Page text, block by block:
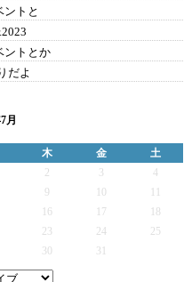
トと
ントとか
だよ
月
木 金
土
2 3
4
9
16 17
23 24
25
30 31